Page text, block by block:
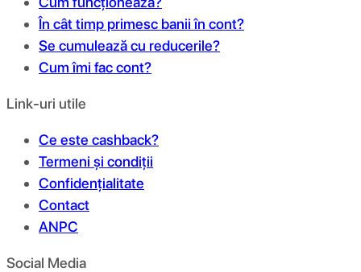
În cât timp primesc banii în cont?
Se cumulează cu reducerile?
Cum îmi fac cont?
Link-uri utile
Ce este cashback?
Termeni și condiții
Confidențialitate
Contact
ANPC
Social Media